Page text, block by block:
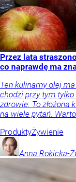
Przez lata
co naprawdę ma
Ten kulinarny olej
chodzi przy tym tylko
zdrowie. To złożona
na wiele pytań.
ProduktyŻywienie
Anna Rokicka-